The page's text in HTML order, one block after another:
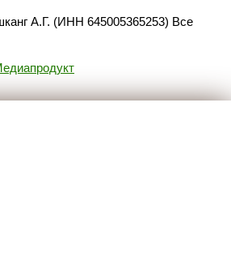
А.Г. (ИНН 645005365253) Все